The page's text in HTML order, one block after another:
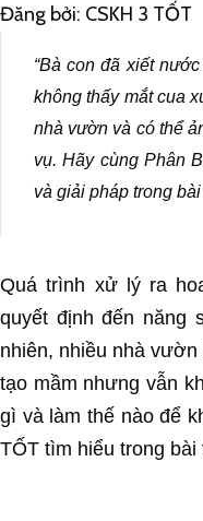
Đăng bởi: CSKH 3 TỐT
“Bà con đã xiết
không thấy mắt cua
nhà vườn và có thể
vụ. Hãy cùng Phân
và giải pháp trong bài
Quá trình xử lý ra
quyết định đến năng
nhiên, nhiều nhà
tạo mầm nhưng vẫn
gì và làm thế nào để
TỐT tìm hiểu trong bài